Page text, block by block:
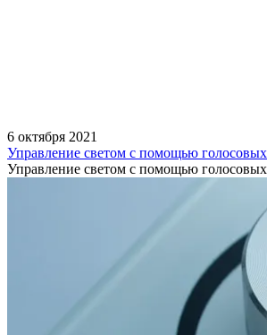
6 октября 2021
Управление светом с помощью
Управление светом с помощью